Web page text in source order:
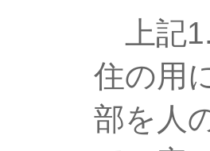
上記
住の用
部を人